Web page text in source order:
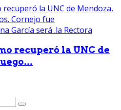
recuperó la UNC de